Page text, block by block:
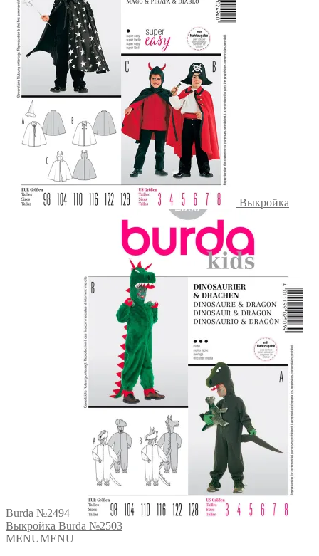
Выкройка
Burda №2494
Выкройка Burda №2503
MENUMENU